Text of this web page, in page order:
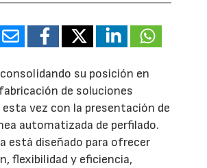
su posición en
de soluciones
vez con la presentación de
automatizada de perfilado.
está diseñado para ofrecer
flexibilidad y eficiencia,